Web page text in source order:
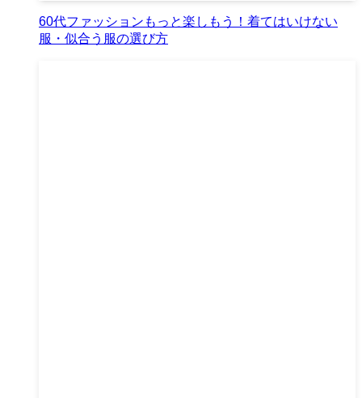
60代ファッションもっと楽しもう！着てはいけない
服・似合う服の選び方